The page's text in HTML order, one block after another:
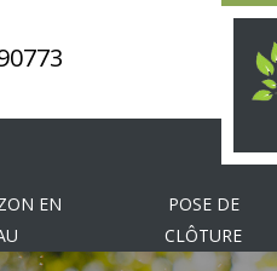
EN
POSE DE
CLÔTURE